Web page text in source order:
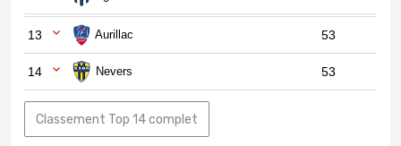
13 Aurillac 53
14 Nevers 53
Classement Top 14 complet